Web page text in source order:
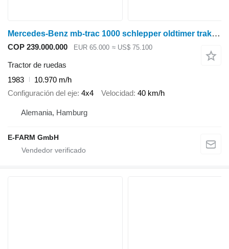
Mercedes-Benz mb-trac 1000 schlepper oldtimer traktor
COP 239.000.000 EUR 65.000 ≈ US$ 75.100
Tractor de ruedas
1983
10.970 m/h
Configuración del eje 4x4 Velocidad 40 km/h
Alemania, Hamburg
E-FARM GmbH